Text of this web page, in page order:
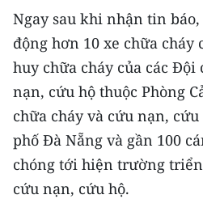
MEDIA CENTER
E-Magazine
Video
Media Chính trị
Media Kinh tế
Ngay sau khi nhận tin
động hơn 10 xe chữa cháy
huy chữa cháy của các Đội
nạn, cứu hộ thuộc Phòng
chữa cháy và cứu nạn,
phố Đà Nẵng và gần 100
chóng tới hiện trường
cứu nạn, cứu hộ.